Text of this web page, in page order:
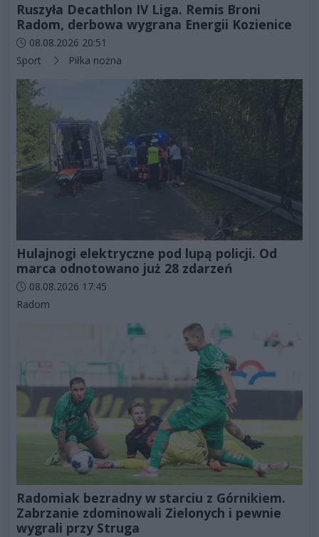
Ruszyła Decathlon IV Liga. Remis Broni
Radom, derbowa wygrana Energii Kozienice
Data dodania artykułu:
08.08.2026 20:51
Kategorie artykułu:
Sport Piłka nożna
Hulajnogi elektryczne pod lupą policji. Od
marca odnotowano już 28 zdarzeń
Data dodania artykułu:
08.08.2026 17:45
Kategorie artykułu:
Radom
Radomiak bezradny w starciu z Górnikiem.
Zabrzanie zdominowali Zielonych i pewnie
wygrali przy Struga